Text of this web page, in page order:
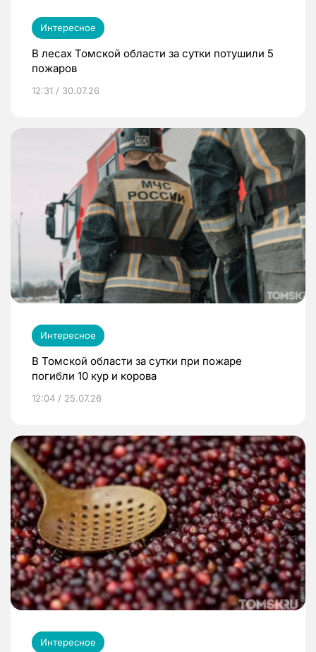
Интересное
В лесах Томской области за сутки потушили 5
пожаров
12:31 / 30.07.26
Интересное
В Томской области за сутки при пожаре
погибли 10 кур и корова
12:04 / 25.07.26
Интересное